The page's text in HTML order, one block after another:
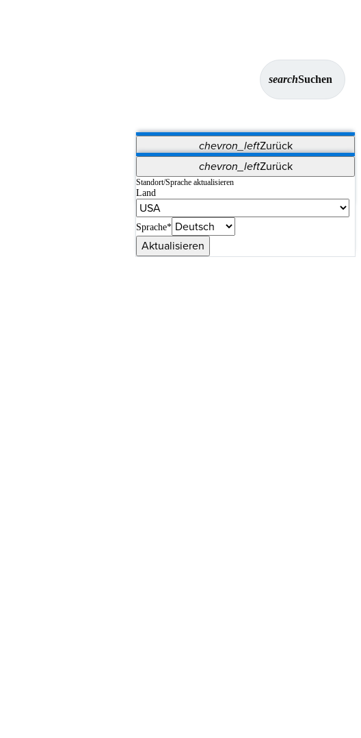
searchSuchen
chevron_leftZurück
Vet Systems OrthoPedia Patient
Supplier Portal
Synergy-Bildgebung und -Resektion
chevron_leftZurück
Standort/Sprache aktualisieren
Land
Sprache*
Aktualisieren